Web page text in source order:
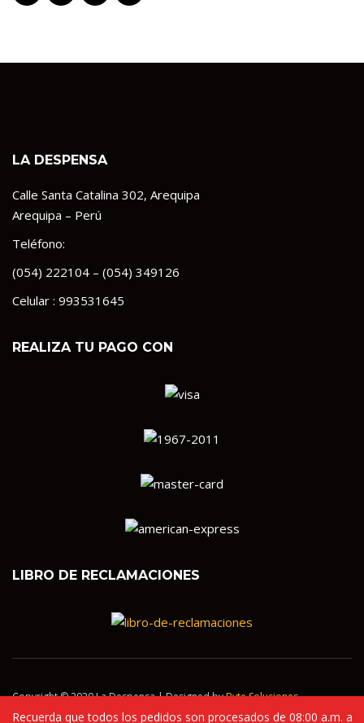
LA DESPENSA
Calle Santa Catalina 302, Arequipa
Arequipa – Perú
Teléfono:
(054) 222104 – (054) 349126
Celular : 993531645
REALIZA TU PAGO CON
LIBRO DE RECLAMACIONES
Copyright © 2020 La Despensa | Designed byByte Soluciones
Recuerda que todos los pedidos son procesados de 08:00 a.m. a